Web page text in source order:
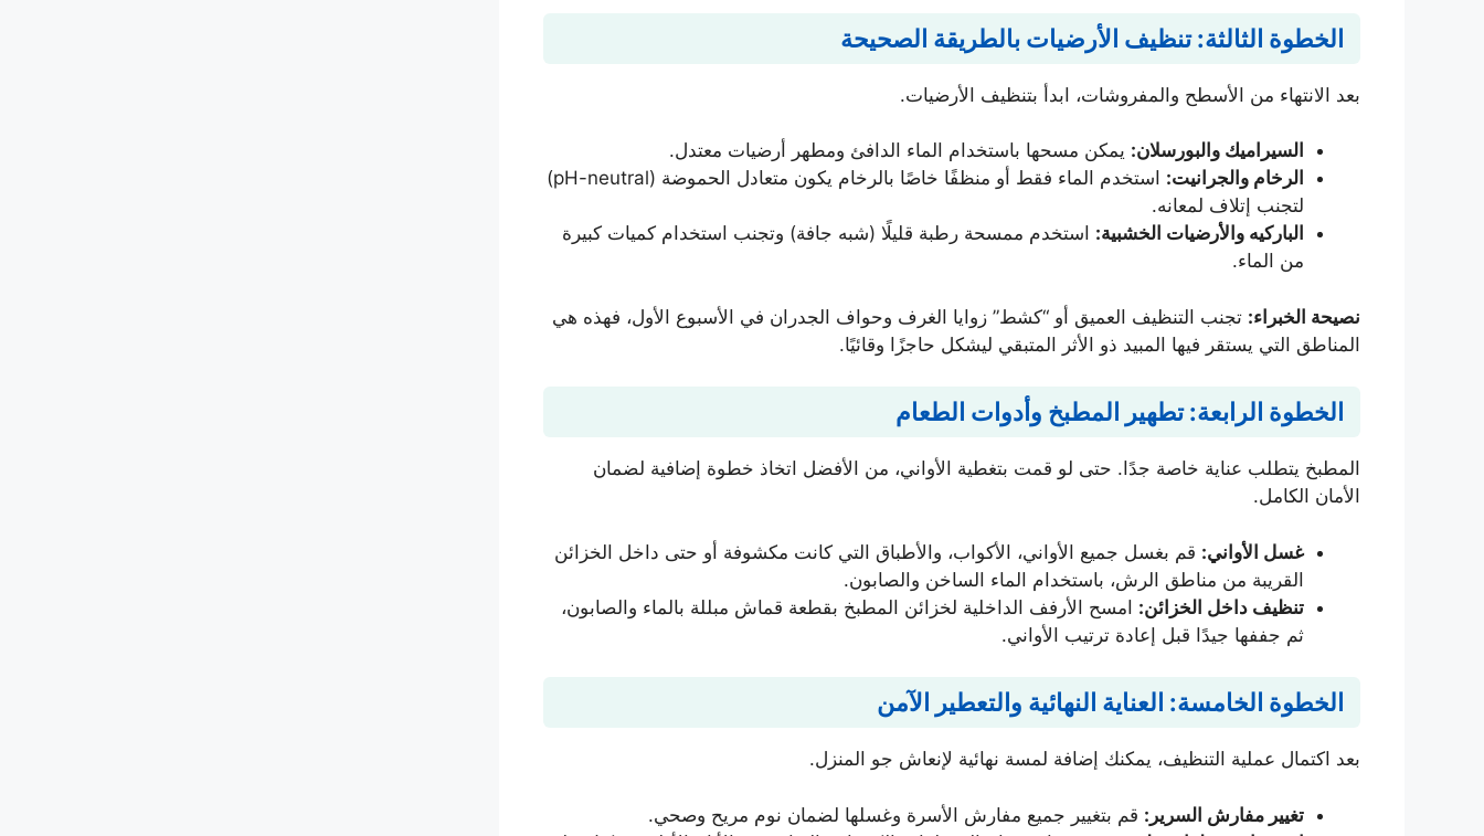
الخطوة الثالثة: تنظيف الأرضيات بالطريقة الصحيحة
بعد الانتهاء من الأسطح والمفروشات، ابدأ بتنظيف الأرضيات.
السيراميك والبورسلان: يمكن مسحها باستخدام الماء الدافئ ومطهر أرضيات معتدل.
الرخام والجرانيت:
استخدم الماء فقط أو منظفًا خاصًا بالرخام يكون متعادل الحموضة (pH-neutral)
لتجنب إتلاف لمعانه.
الباركيه والأرضيات الخشبية: استخدم ممسحة رطبة قليلًا (شبه جافة) وتجنب استخدام كميات كبيرة
من الماء.
نصيحة الخبراء: تجنب التنظيف العميق أو “كشط” زوايا الغرف وحواف الجدران في الأسبوع الأول، فهذه هي
المناطق التي يستقر فيها المبيد ذو الأثر المتبقي ليشكل حاجزًا وقائيًا.
الخطوة الرابعة: تطهير المطبخ وأدوات الطعام
المطبخ يتطلب عناية خاصة جدًا. حتى لو قمت بتغطية الأواني، من الأفضل اتخاذ خطوة إضافية لضمان
الأمان الكامل.
غسل الأواني: قم بغسل جميع الأواني، الأكواب، والأطباق التي كانت مكشوفة أو حتى داخل الخزائن
القريبة من مناطق الرش، باستخدام الماء الساخن والصابون.
تنظيف داخل الخزائن: امسح الأرفف الداخلية لخزائن المطبخ بقطعة قماش مبللة بالماء والصابون،
ثم جففها جيدًا قبل إعادة ترتيب الأواني.
الخطوة الخامسة: العناية النهائية والتعطير الآمن
بعد اكتمال عملية التنظيف، يمكنك إضافة لمسة نهائية لإنعاش جو المنزل.
تغيير مفارش السرير: قم بتغيير جميع مفارش الأسرة وغسلها لضمان نوم مريح وصحي.